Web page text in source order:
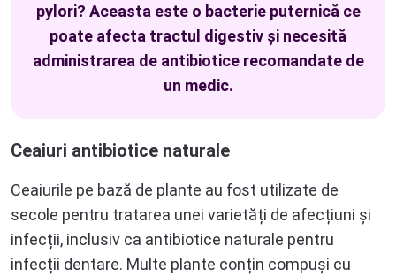
pylori? Aceasta este o bacterie puternică ce
poate afecta tractul digestiv și necesită
administrarea de antibiotice recomandate de
un medic.
Ceaiuri antibiotice naturale
Ceaiurile pe bază de plante au fost utilizate de
secole pentru tratarea unei varietăți de afecțiuni și
infecții, inclusiv ca antibiotice naturale pentru
infecții dentare. Multe plante conțin compuși cu